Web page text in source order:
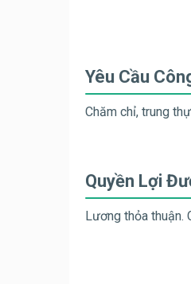
Yêu Cầu
Chăm chỉ, trung
Quyền Lợi
Lương thỏa thuận.